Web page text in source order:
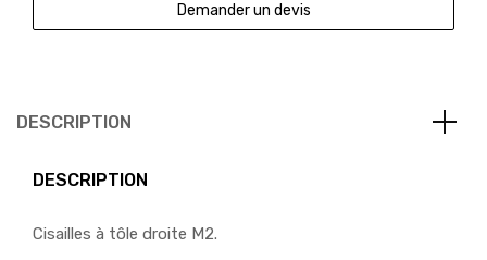
Demander un devis
DESCRIPTION
DESCRIPTION
Cisailles à tôle droite M2.